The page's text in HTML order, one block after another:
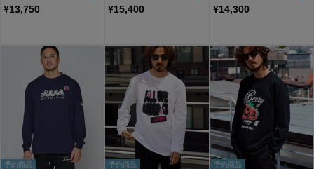
¥13,750 ¥15,400 ¥14,300
予約商品
予約商品
予約商品